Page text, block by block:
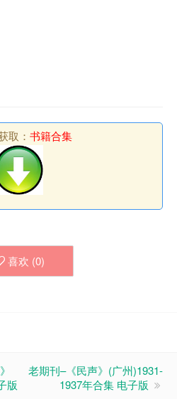
取： 书籍合集
喜欢 (0)
版
老期刊–《民声》(广州)1931-
1937年合集 电子版